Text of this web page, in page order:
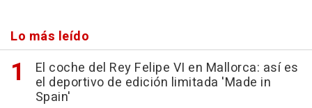
Lo más leído
El coche del Rey Felipe VI en Mallorca: así es
el deportivo de edición limitada 'Made in
Spain'